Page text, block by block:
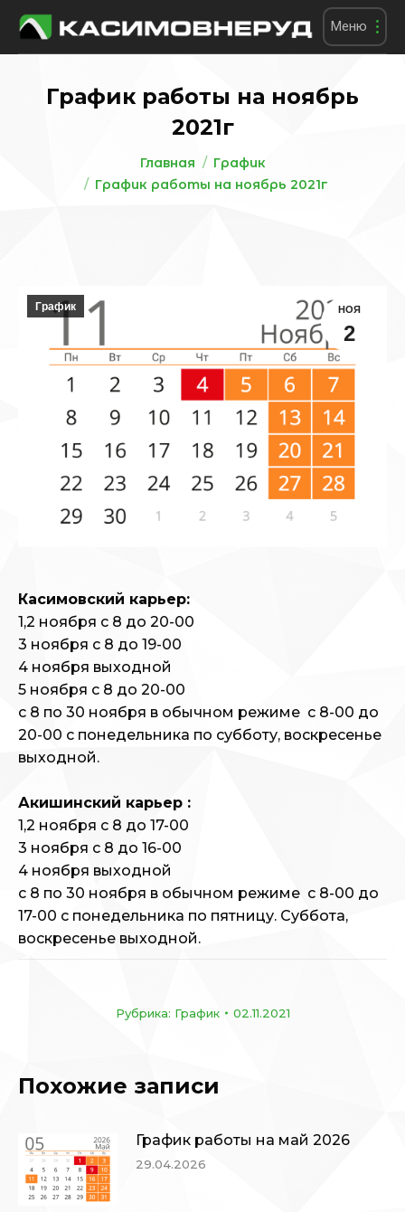
Меню
График работы на ноябрь
2021г
Главная
График
График работы на ноябрь 2021г
НОЯ
2
График
Касимовский карьер:
1,2 ноября с 8 до 20-00
3 ноября с 8 до 19-00
4 ноября выходной
5 ноября с 8 до 20-00
с 8 по 30 ноября в обычном режиме с 8-00 до
20-00 с понедельника по субботу, воскресенье
выходной.
Акишинский карьер :
1,2 ноября с 8 до 17-00
3 ноября с 8 до 16-00
4 ноября выходной
с 8 по 30 ноября в обычном режиме с 8-00 до
17-00 с понедельника по пятницу. Суббота,
воскресенье выходной.
Рубрика: График 02.11.2021
Похожие записи
График работы на май 2026
29.04.2026